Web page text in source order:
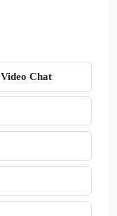
Video Chat